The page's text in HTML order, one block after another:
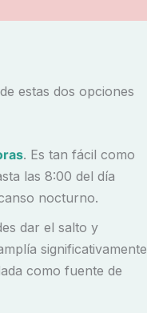
estas dos opciones
. Es tan fácil como
las 8:00 del día
nocturno.
dar el salto y
significativamente
como fuente de